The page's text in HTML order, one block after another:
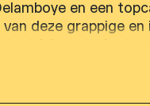
en een
deze grappige
met theatrale
vlak.